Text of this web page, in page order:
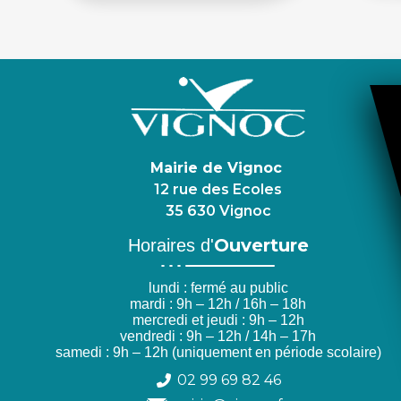
Mairie de Vignoc
12 rue des Ecoles
35 630 Vignoc
Horaires d'Ouverture
lundi : fermé au public
mardi : 9h – 12h / 16h – 18h
mercredi et jeudi : 9h – 12h
vendredi : 9h – 12h / 14h – 17h
samedi : 9h – 12h (uniquement en période scolaire)
02 99 69 82 46